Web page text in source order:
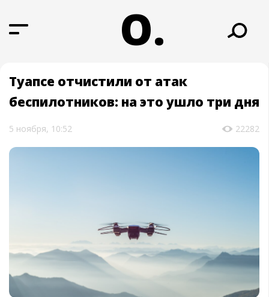
О.
Туапсе отчистили от атак
беспилотников: на это ушло три дня
5 ноября, 10:52 22282